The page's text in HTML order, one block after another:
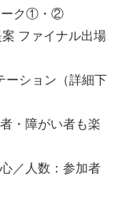
ーク①・②
ファイナル出場
ーション（詳細下
・障がい者も楽
／人数：参加者